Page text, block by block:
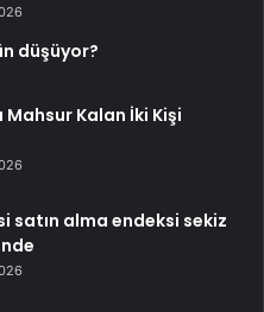
düşüyor?
Mahsur Kalan İki Kişi
satın alma endeksi sekiz